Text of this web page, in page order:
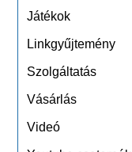
Játékok
Linkgyűjtemény
Szolgáltatás
Vásárlás
Videó